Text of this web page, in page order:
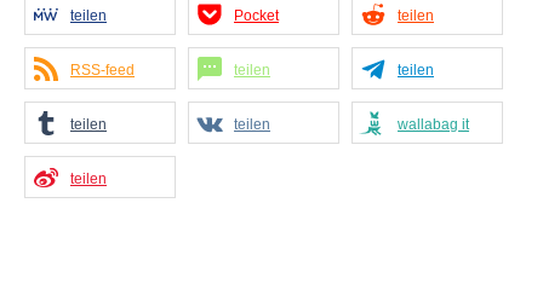
teilen Pocket teilen
RSS-feed teilen teilen
teilen teilen wallabag it
teilen